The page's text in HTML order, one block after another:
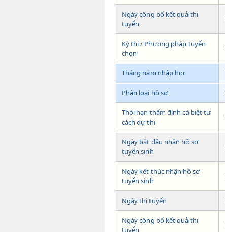
Ngày công bố kết quả thi
tuyển
Kỳ thi / Phương pháp tuyển
chọn
Tháng năm nhập học
Phân loại hồ sơ
Thời hạn thẩm định cá biệt tư
cách dự thi
Ngày bắt đầu nhận hồ sơ
tuyển sinh
Ngày kết thúc nhận hồ sơ
tuyển sinh
Ngày thi tuyển
Ngày công bố kết quả thi
tuyển